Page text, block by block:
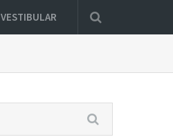
VESTIBULAR